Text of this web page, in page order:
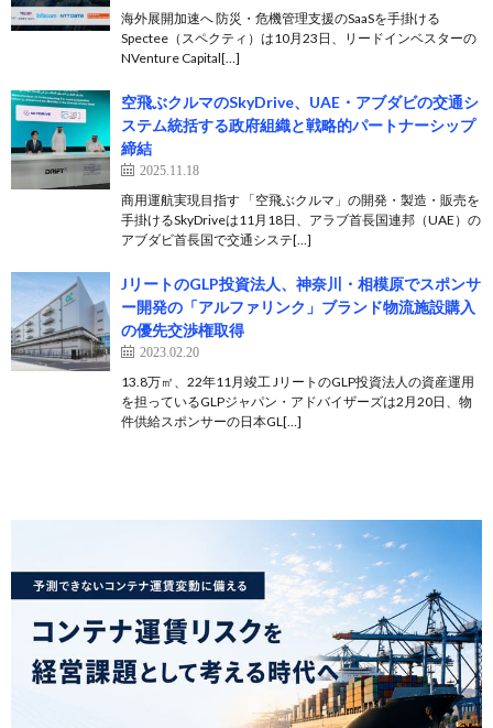
海外展開加速へ 防災・危機管理支援のSaaSを手掛ける
Spectee（スペクティ）は10月23日、リードインベスターの
NVenture Capital[…]
空飛ぶクルマのSkyDrive、UAE・アブダビの交通シ
ステム統括する政府組織と戦略的パートナーシップ
締結
2025.11.18
商用運航実現目指す 「空飛ぶクルマ」の開発・製造・販売を
手掛けるSkyDriveは11月18日、アラブ首長国連邦（UAE）の
アブダビ首長国で交通システ[…]
JリートのGLP投資法人、神奈川・相模原でスポンサ
ー開発の「アルファリンク」ブランド物流施設購入
の優先交渉権取得
2023.02.20
13.8万㎡、22年11月竣工 JリートのGLP投資法人の資産運用
を担っているGLPジャパン・アドバイザーズは2月20日、物
件供給スポンサーの日本GL[…]